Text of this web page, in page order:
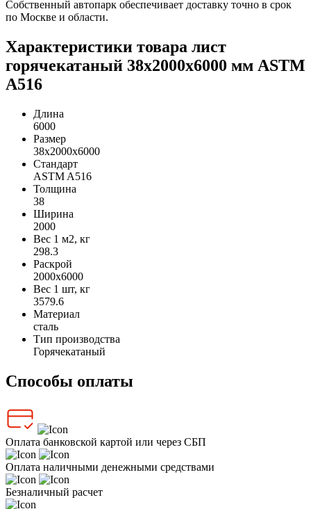
Собственный автопарк обеспечивает доставку точно в срок
по Москве и области.
Характеристики товара лист
горячекатаный 38х2000х6000 мм ASTM
A516
Длина
6000
Размер
38х2000х6000
Стандарт
ASTM A516
Толщина
38
Ширина
2000
Вес 1 м2, кг
298.3
Раскрой
2000х6000
Вес 1 шт, кг
3579.6
Материал
сталь
Тип производства
Горячекатаный
Способы оплаты
Оплата банковской картой или через СБП
Оплата наличными денежными средствами
Безналичный расчет